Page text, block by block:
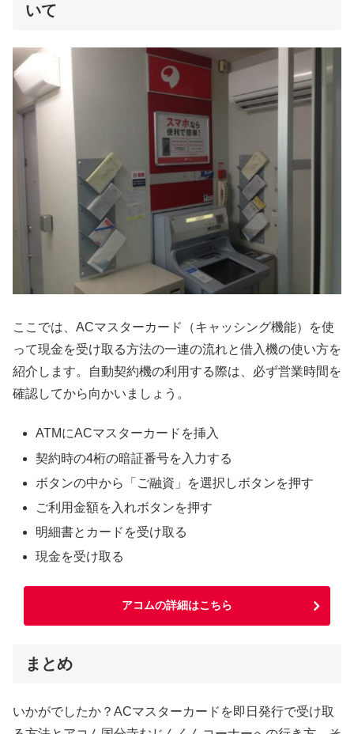
いて
ここでは、ACマスターカード（キャッシング機能）を使
って現金を受け取る方法の一連の流れと借入機の使い方を
紹介します。自動契約機の利用する際は、必ず営業時間を
確認してから向かいましょう。
ATMにACマスターカードを挿入
契約時の4桁の暗証番号を入力する
ボタンの中から「ご融資」を選択しボタンを押す
ご利用金額を入れボタンを押す
明細書とカードを受け取る
現金を受け取る
アコムの詳細はこちら
まとめ
いかがでしたか？ACマスターカードを即日発行で受け取